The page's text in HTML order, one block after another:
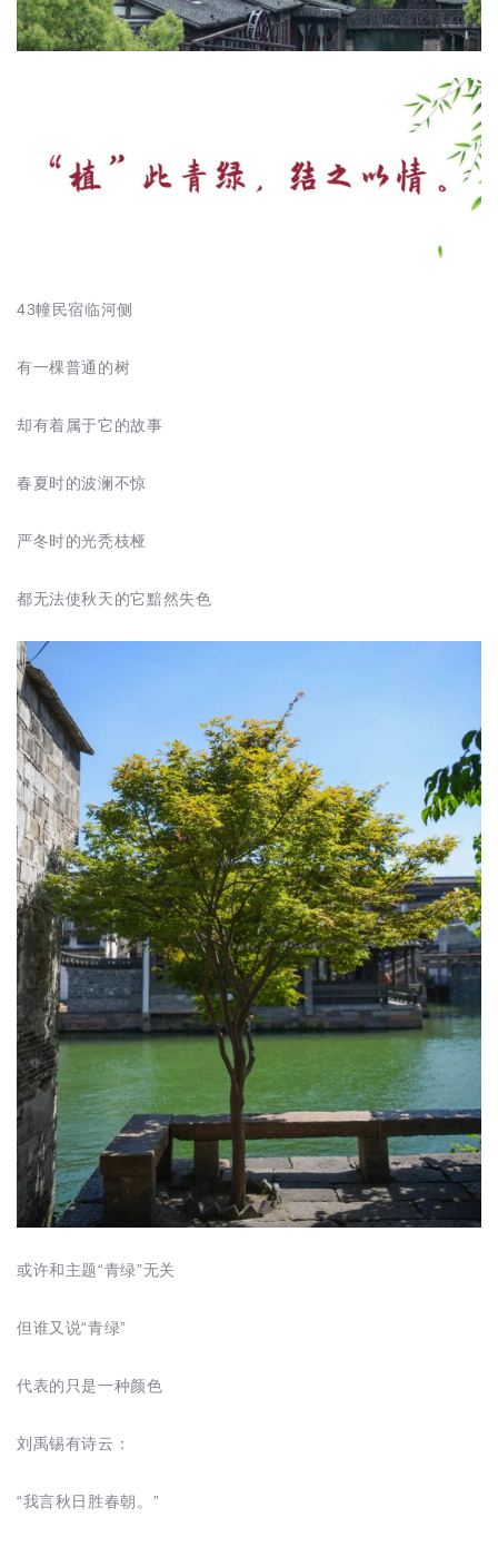
43幢民宿临河侧
有一棵普通的树
却有着属于它的故事
春夏时的波澜不惊
严冬时的光秃枝桠
都无法使秋天的它黯然失色
或许和主题“青绿”无关
但谁又说“青绿”
代表的只是一种颜色
刘禹锡有诗云：
“我言秋日胜春朝。”